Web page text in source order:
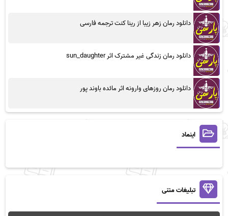
دانلود رمان زهر زیبا از رینا کنت ترجمه فارسی
دانلود رمان زندگی غیر مشترک اثر sun_daughter
دانلود رمان روزهای وارونه اثر مائده باوند پور
اینماد
تبلیغات متنی